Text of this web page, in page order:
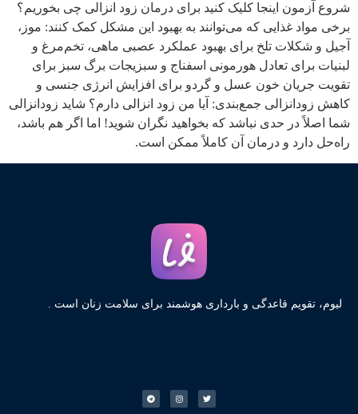
شروع آزمون اینجا کلیک کنید برای درمان زود انزالی چی بخوریم؟
برخی مواد غذایی که می‌توانند به بهبود این مشکل کمک کنند: موز،
آجیل و شکلات تلخ برای بهبود عملکرد عصبی ماهی، تخم‌مرغ و
لبنیات برای تعادل هورمونی اسفناج و سبزیجات برگ سبز برای
تقویت جریان خون عسل و گردو برای افزایش انرژی جنسی و
کاهش زودانزالی جمع‌بندی: آیا من زود انزالی دارم؟ شاید زودانزالی
شما اصلاً در حدی نباشد که بخواهید نگران شوید! اما اگر هم باشد،
راه‌حل دارد و درمان آن کاملاً ممکن است.
لیوم، تقویم قاعدگی و بارداری هوشمند برای سلامت زنان است .